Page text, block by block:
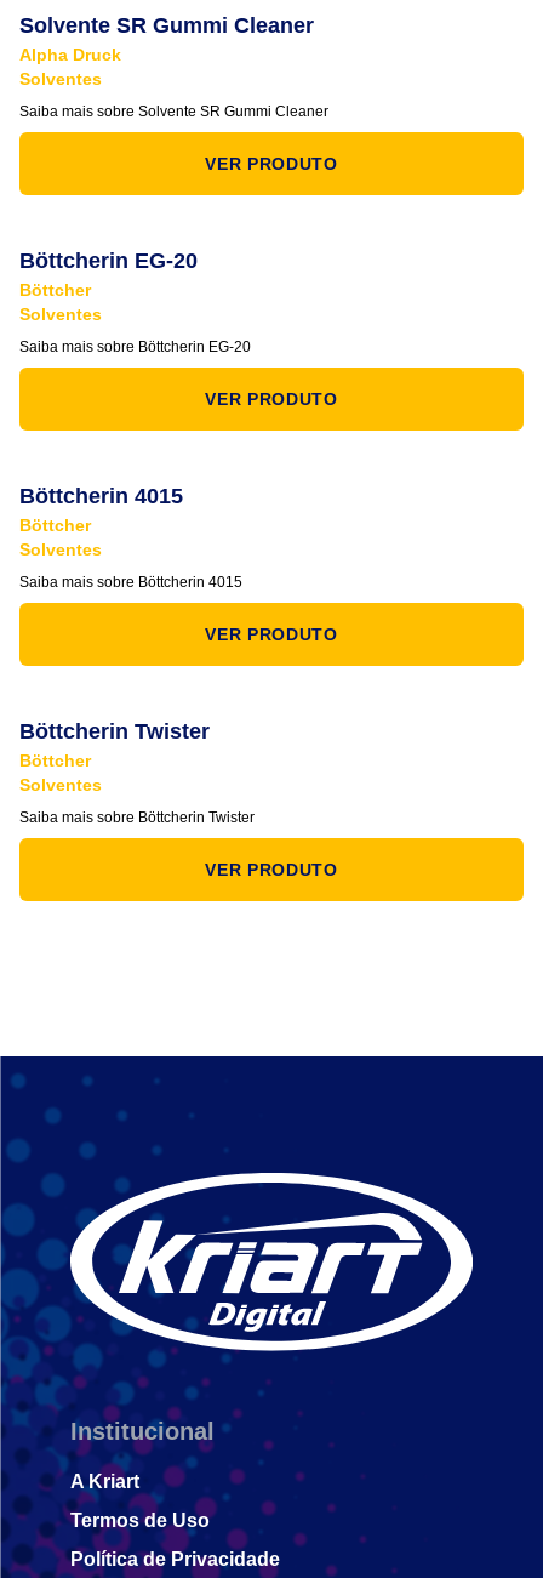
Solvente SR Gummi Cleaner
Alpha Druck
Solventes
Saiba mais sobre Solvente SR Gummi Cleaner
VER PRODUTO
Böttcherin EG-20
Böttcher
Solventes
Saiba mais sobre Böttcherin EG-20
VER PRODUTO
Böttcherin 4015
Böttcher
Solventes
Saiba mais sobre Böttcherin 4015
VER PRODUTO
Böttcherin Twister
Böttcher
Solventes
Saiba mais sobre Böttcherin Twister
VER PRODUTO
Institucional
A Kriart
Termos de Uso
Política de Privacidade